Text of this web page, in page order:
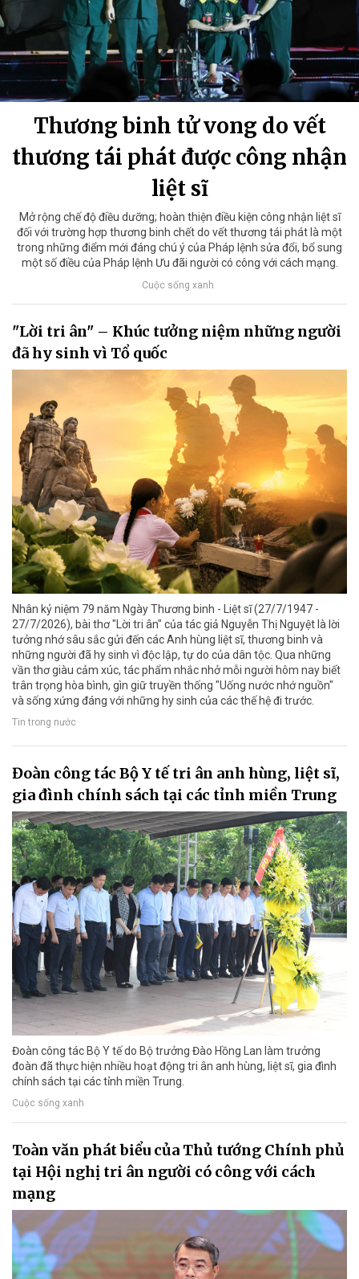
Thương binh tử vong do vết
thương tái phát được công nhận
liệt sĩ
Mở rộng chế độ điều dưỡng; hoàn thiện điều kiện công nhận liệt sĩ
đối với trường hợp thương binh chết do vết thương tái phát là một
trong những điểm mới đáng chú ý của Pháp lệnh sửa đổi, bổ sung
một số điều của Pháp lệnh Ưu đãi người có công với cách mạng.
Cuộc sống xanh
"Lời tri ân" – Khúc tưởng niệm những người
đã hy sinh vì Tổ quốc
Nhân kỷ niệm 79 năm Ngày Thương binh - Liệt sĩ (27/7/1947 -
27/7/2026), bài thơ "Lời tri ân" của tác giả Nguyễn Thị Nguyệt là lời
tưởng nhớ sâu sắc gửi đến các Anh hùng liệt sĩ, thương binh và
những người đã hy sinh vì độc lập, tự do của dân tộc. Qua những
vần thơ giàu cảm xúc, tác phẩm nhắc nhở mỗi người hôm nay biết
trân trọng hòa bình, gìn giữ truyền thống "Uống nước nhớ nguồn"
và sống xứng đáng với những hy sinh của các thế hệ đi trước.
Tin trong nước
Đoàn công tác Bộ Y tế tri ân anh hùng, liệt sĩ,
gia đình chính sách tại các tỉnh miền Trung
Đoàn công tác Bộ Y tế do Bộ trưởng Đào Hồng Lan làm trưởng
đoàn đã thực hiện nhiều hoạt động tri ân anh hùng, liệt sĩ, gia đình
chính sách tại các tỉnh miền Trung.
Cuộc sống xanh
Toàn văn phát biểu của Thủ tướng Chính phủ
tại Hội nghị tri ân người có công với cách
mạng